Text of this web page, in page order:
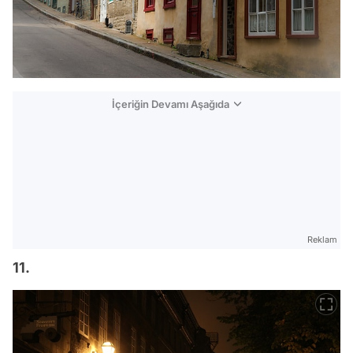
İçeriğin Devamı Aşağıda
Reklam
11.